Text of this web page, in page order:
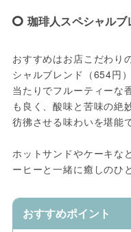
珈琲人スペシャルブ
おすすめはお店こだわり
シャルブレンド（654円
当たりでフルーティーな
も良く、酸味と苦味の絶
彷彿させる味わいを堪能
ホットサンドやケーキな
ーヒーと一緒に癒しのひ
おすすめポイント